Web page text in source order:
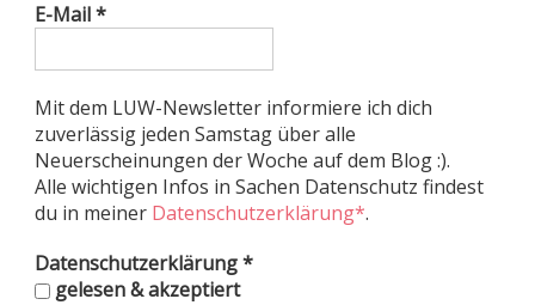
E-Mail*
Mit dem LUW-Newsletter informiere ich dich
zuverlässig jeden Samstag über alle
Neuerscheinungen der Woche auf dem Blog :).
Alle wichtigen Infos in Sachen Datenschutz findest
du in meiner Datenschutzerklärung*.
Datenschutzerklärung*
gelesen & akzeptiert